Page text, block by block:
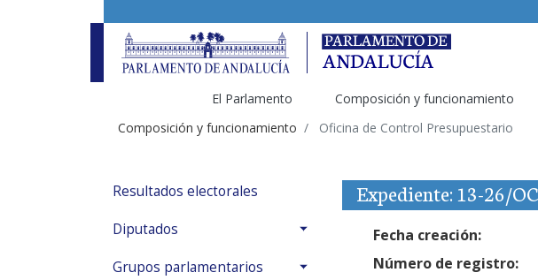
El Parlamento Composición y funcionamiento
Composición y funcionamiento
Oficina de Control Presupuestario
Resultados electorales
Diputados
Grupos parlamentarios
Expediente: 13-26/
Fecha creación:
Número de registro: